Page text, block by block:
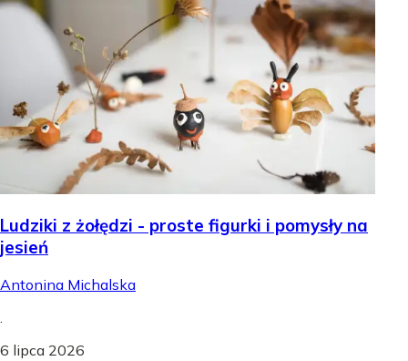
Ludziki z żołędzi - proste figurki i pomysły na
jesień
Antonina Michalska
.
6 lipca 2026